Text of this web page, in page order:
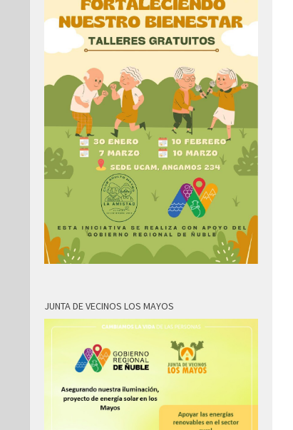
JUNTA DE VECINOS LOS MAYOS